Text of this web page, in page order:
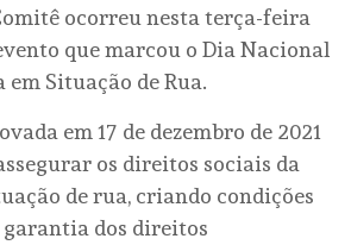
ocorreu nesta terça-feira
que marcou o Dia Nacional
em Situação de Rua.
em 17 de dezembro de 2021
os direitos sociais da
de rua, criando condições
dos direitos